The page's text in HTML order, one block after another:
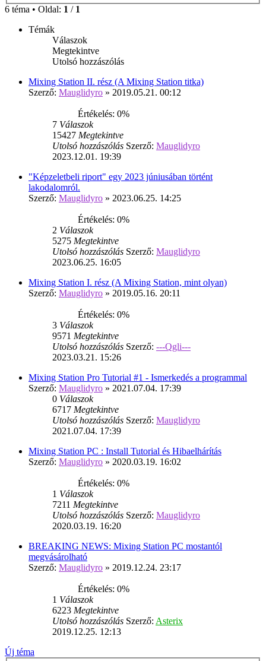
6 téma • Oldal: 1 / 1
Témák
Válaszok
Megtekintve
Utolsó hozzászólás
Mixing Station II. rész (A Mixing Station titka)
Szerző: Mauglidyro » 2019.05.21. 00:12
Értékelés: 0%
7 Válaszok
15427 Megtekintve
Utolsó hozzászólás Szerző: Mauglidyro
2023.12.01. 19:39
"Képzeletbeli riport" egy 2023 júniusában történt
lakodalomról.
Szerző: Mauglidyro » 2023.06.25. 14:25
Értékelés: 0%
2 Válaszok
5275 Megtekintve
Utolsó hozzászólás Szerző: Mauglidyro
2023.06.25. 16:05
Mixing Station I. rész (A Mixing Station, mint olyan)
Szerző: Mauglidyro » 2019.05.16. 20:11
Értékelés: 0%
3 Válaszok
9571 Megtekintve
Utolsó hozzászólás Szerző: ---Qgli---
2023.03.21. 15:26
Mixing Station Pro Tutorial #1 - Ismerkedés a programmal
Szerző: Mauglidyro » 2021.07.04. 17:39
0 Válaszok
6717 Megtekintve
Utolsó hozzászólás Szerző: Mauglidyro
2021.07.04. 17:39
Mixing Station PC : Install Tutorial és Hibaelhárítás
Szerző: Mauglidyro » 2020.03.19. 16:02
Értékelés: 0%
1 Válaszok
7211 Megtekintve
Utolsó hozzászólás Szerző: Mauglidyro
2020.03.19. 16:20
BREAKING NEWS: Mixing Station PC mostantól
megvásárolható
Szerző: Mauglidyro » 2019.12.24. 23:17
Értékelés: 0%
1 Válaszok
6223 Megtekintve
Utolsó hozzászólás Szerző: Asterix
2019.12.25. 12:13
Új téma